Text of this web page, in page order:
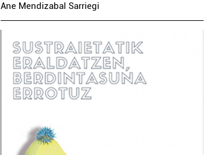
Ane Mendizabal Sarriegi